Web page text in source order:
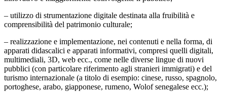
– utilizzo di strumentazione digitale destinata alla fruibilità e
comprensibilità del patrimonio culturale;
– realizzazione e implementazione, nei contenuti e nella forma, di
apparati didascalici e apparati informativi, compresi quelli digitali,
multimediali, 3D, web ecc., come nelle diverse lingue di nuovi
pubblici (con particolare riferimento agli stranieri immigrati) e del
turismo internazionale (a titolo di esempio: cinese, russo, spagnolo,
portoghese, arabo, giapponese, rumeno, Wolof senegalese ecc.);